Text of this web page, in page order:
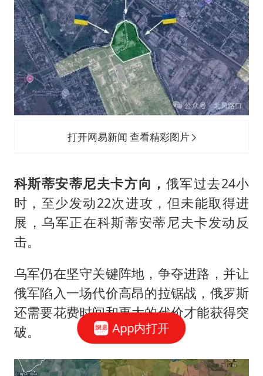
打开网易新闻 查看精彩图片
科斯蒂安蒂尼夫卡方向， 俄军过去24小
时，至少发动22次进攻，但未能取得进
展，乌军正在科斯蒂安蒂尼夫卡发动反
击。
乌军仍在坚守关键阵地，争夺进路，并让
俄军陷入一场代价高昂的拉锯战，俄罗斯
还需要花费时间和更大的代价才能获得突
破。
App内打开